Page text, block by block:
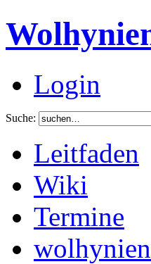
Login
Suche:
Leitfaden
Wiki
Termine